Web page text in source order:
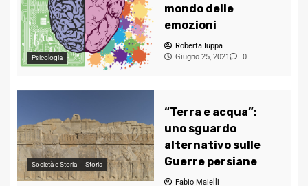
Psicologia
mondo delle
emozioni
Roberta Iuppa
Giugno 25, 2021
0
Società e Storia Storia
“Terra e acqua”:
uno sguardo
alternativo sulle
Guerre persiane
Fabio Maielli